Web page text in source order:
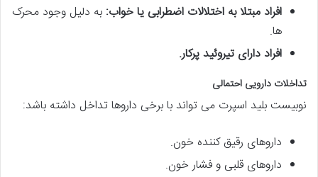
افراد مبتلا به اختلالات اضطرابی یا خواب: به دلیل وجود محرک
ها.
افراد دارای تیروئید پرکار.
تداخلات دارویی احتمالی
نوبیست بلید اسپرت می تواند با برخی داروها تداخل داشته باشد:
داروهای رقیق کننده خون.
داروهای قلبی و فشار خون.